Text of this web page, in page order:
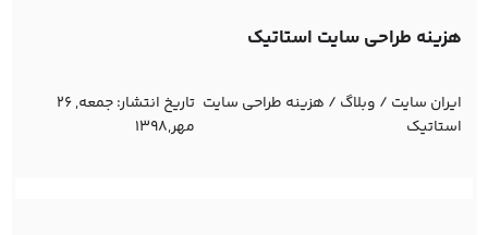
هزینه طراحی سایت استاتیک
ایران سایت / وبلاگ / هزینه طراحی سایت
استاتیک
تاریخ انتشار:
جمعه, 26
مهر,1398